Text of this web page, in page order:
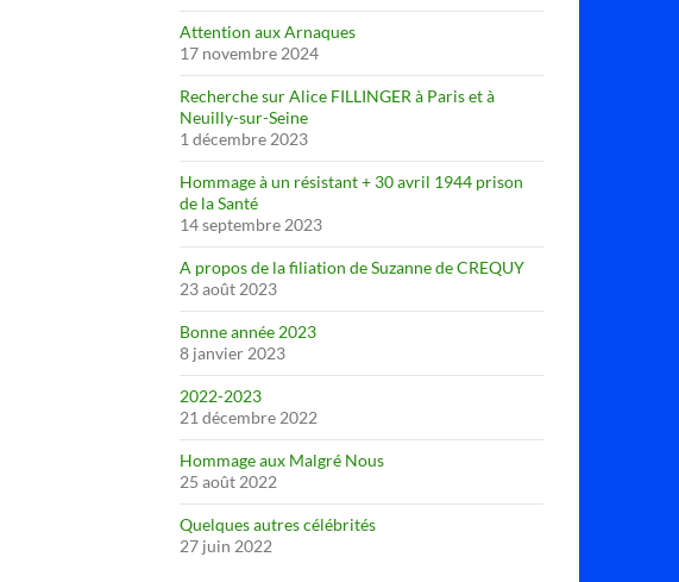
Attention aux Arnaques
17 novembre 2024
Recherche sur Alice FILLINGER à Paris et à
Neuilly-sur-Seine
1 décembre 2023
Hommage à un résistant + 30 avril 1944 prison
de la Santé
14 septembre 2023
A propos de la filiation de Suzanne de CREQUY
23 août 2023
Bonne année 2023
8 janvier 2023
2022-2023
21 décembre 2022
Hommage aux Malgré Nous
25 août 2022
Quelques autres célébrités
27 juin 2022